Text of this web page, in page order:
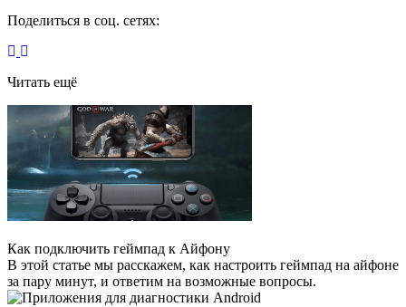
Поделиться в соц. сетях:
Читать ещё
Как подключить геймпад к Айфону
В этой статье мы расскажем, как настроить геймпад на айфоне
за пару минут, и ответим на возможные вопросы.